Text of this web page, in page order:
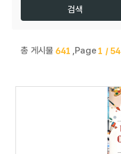
총 게시물 641 ,Page 1 / 54